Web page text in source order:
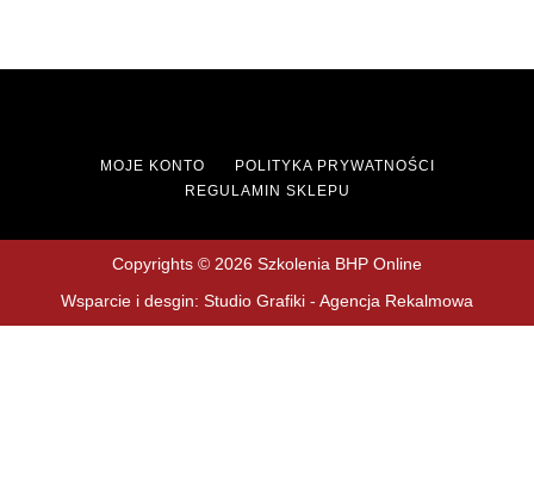
MOJE KONTO
POLITYKA PRYWATNOŚCI
REGULAMIN SKLEPU
Copyrights © 2026 Szkolenia BHP Online
Wsparcie i desgin: Studio Grafiki - Agencja Rekalmowa